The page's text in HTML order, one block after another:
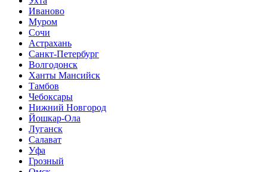
Иваново
Муром
Сочи
Астрахань
Санкт-Петербург
Волгодонск
Ханты Мансийск
Тамбов
Чебоксары
Нижний Новгород
Йошкар-Ола
Луганск
Салават
Уфа
Грозный